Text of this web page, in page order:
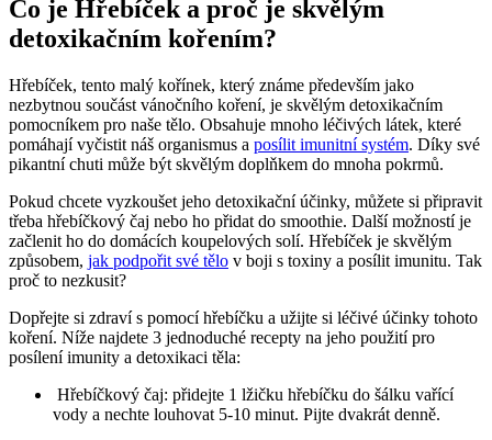
Co je Hřebíček a proč je skvělým
detoxikačním kořením?
Hřebíček, tento malý kořínek, který známe především jako
nezbytnou součást vánočního koření,​ je skvělým detoxikačním
pomocníkem pro⁣ naše tělo. Obsahuje mnoho léčivých látek, které⁢
pomáhají vyčistit náš organismus a posílit imunitní ‌systém. Díky‌ své
pikantní chuti může být skvělým doplňkem do⁣ mnoha pokrmů.
Pokud chcete vyzkoušet jeho detoxikační účinky, můžete ⁤si připravit
⁢třeba hřebíčkový‌ čaj ‍nebo ​ho přidat do smoothie. Další možností je
začlenit ho do domácích koupelových​ solí. Hřebíček je skvělým
způsobem, jak podpořit své tělo ⁢v boji s toxiny⁤ a posílit imunitu. ‌Tak
proč⁣ to nezkusit?
Dopřejte si zdraví s pomocí hřebíčku⁣ a užijte si léčivé účinky tohoto
koření.⁢ Níže najdete 3 jednoduché recepty na jeho použití pro
posílení imunity a detoxikaci těla:
⁢ Hřebíčkový čaj: přidejte‍ 1 lžičku​ hřebíčku do ‍šálku vařící
vody ⁤a nechte louhovat 5-10 minut. Pijte dvakrát denně.